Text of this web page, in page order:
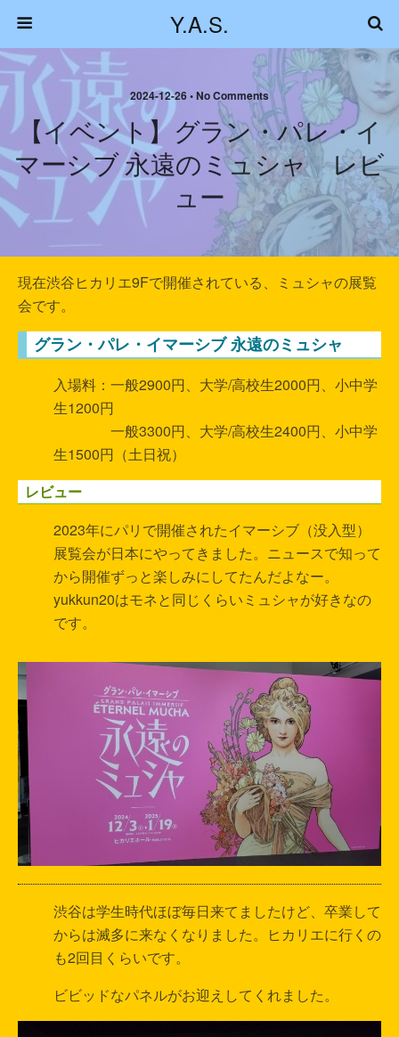
Y.A.S.
2024-12-26 • No Comments
【イベント】グラン・パレ・イ
マーシブ 永遠のミュシャ レビ
ュー
現在渋谷ヒカリエ9Fで開催されている、ミュシャの展覧
会です。
グラン・パレ・イマーシブ 永遠のミュシャ
入場料：一般2900円、大学/高校生2000円、小中学
生1200円
一般3300円、大学/高校生2400円、小中学
生1500円（土日祝）
レビュー
2023年にパリで開催されたイマーシブ（没入型）
展覧会が日本にやってきました。ニュースで知って
から開催ずっと楽しみにしてたんだよなー。
yukkun20はモネと同じくらいミュシャが好きなの
です。
渋谷は学生時代ほぼ毎日来てましたけど、卒業して
からは滅多に来なくなりました。ヒカリエに行くの
も2回目くらいです。
ビビッドなパネルがお迎えしてくれました。